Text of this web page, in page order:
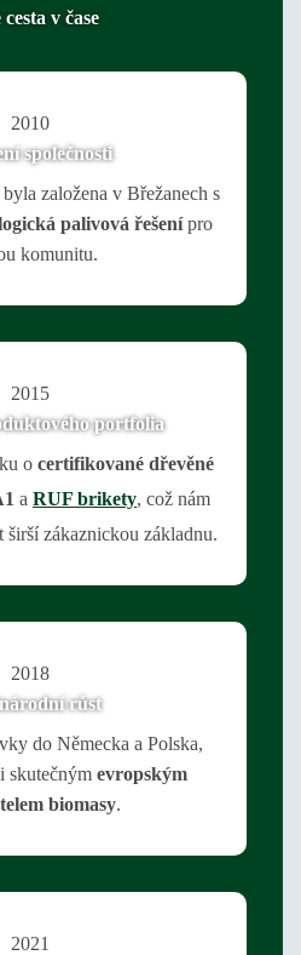
cesta v čase
2010
společnosti
založena v Břežanech s
palivová řešenípro
komunitu.
2015
portfolia
o certifikované dřevěné
a RUF brikety, což nám
zákaznickou základnu.
2018
růst
do Německa a Polska,
skutečným evropským
biomasy.
2021